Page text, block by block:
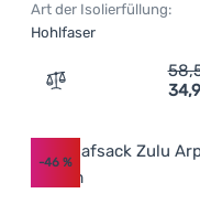
Art der Isolierfüllung:
Hohlfaser
Zum Vergleich
-46 %